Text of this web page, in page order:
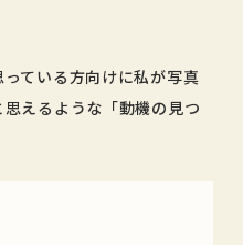
ている方向けに私が写真
えるような「動機の見つ